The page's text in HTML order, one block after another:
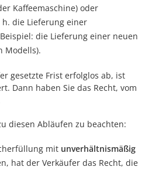
Kaffeemaschine) oder
h. die Lieferung einer
die Lieferung einer neuen
Modells).
gesetzte Frist erfolglos ab, ist
Dann haben Sie das Recht, vom
diesen Abläufen zu beachten:
mit unverhältnismäßig
hat der Verkäufer das Recht, die